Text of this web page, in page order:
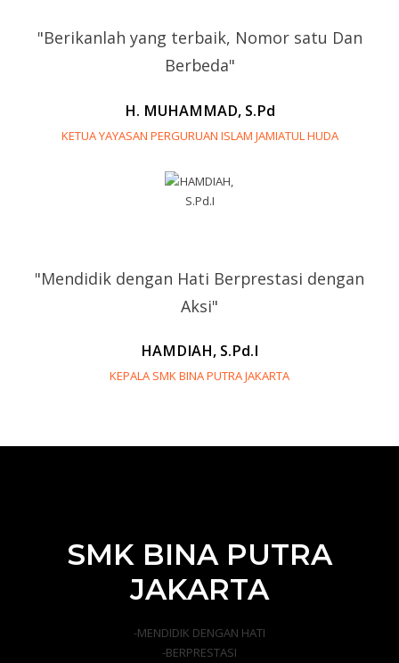
"Berikanlah yang terbaik, Nomor satu Dan
Berbeda"
H. MUHAMMAD, S.Pd
KETUA YAYASAN PERGURUAN ISLAM JAMIATUL HUDA
"Mendidik dengan Hati Berprestasi dengan
Aksi"
HAMDIAH, S.Pd.I
KEPALA SMK BINA PUTRA JAKARTA
SMK BINA PUTRA
JAKARTA
-MENDIDIK DENGAN HATI
-BERPRESTASI